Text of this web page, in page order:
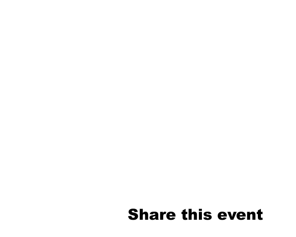
Share this event